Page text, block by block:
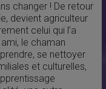
changer ! De retour
devient agriculteur
celui qui l’a
le chaman
se nettoyer
et culturelles,